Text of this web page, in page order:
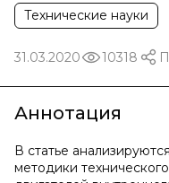
Технические науки
31.03.2020 10318
Аннотация
В статье
методики